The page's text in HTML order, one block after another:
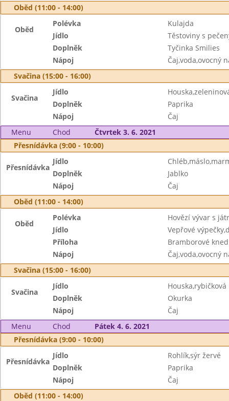
Oběd (11:00 - 14:00)
Oběd
Polévka
Kulajda
Jídlo
Těstoviny s
Doplněk
Tyčinka Smilies
Nápoj
Čaj,voda,ovocný
Svačina (15:00 - 16:00)
Svačina
Jídlo
Doplněk
Paprika
Nápoj
Čaj
Menu
Chod
Čtvrtek 3. 6. 2021
Přesnídávka (9:00 - 10:00)
Přesnídávka
Jídlo
Doplněk
Jablko
Nápoj
Čaj
Oběd (11:00 - 14:00)
Oběd
Polévka
Hovězí vývar s
Jídlo
Vepřové
Příloha
Bramborové
Nápoj
Čaj,voda,ovocný
Svačina (15:00 - 16:00)
Svačina
Jídlo
Doplněk
Okurka
Nápoj
Čaj
Menu
Chod
Pátek 4. 6. 2021
Přesnídávka (9:00 - 10:00)
Přesnídávka
Jídlo
Rohlík,sýr žervé
Doplněk
Paprika
Nápoj
Čaj
Oběd (11:00 - 14:00)